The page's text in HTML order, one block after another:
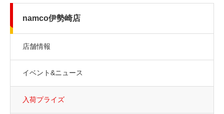
namco伊勢崎店
店舗情報
イベント&ニュース
入荷プライズ